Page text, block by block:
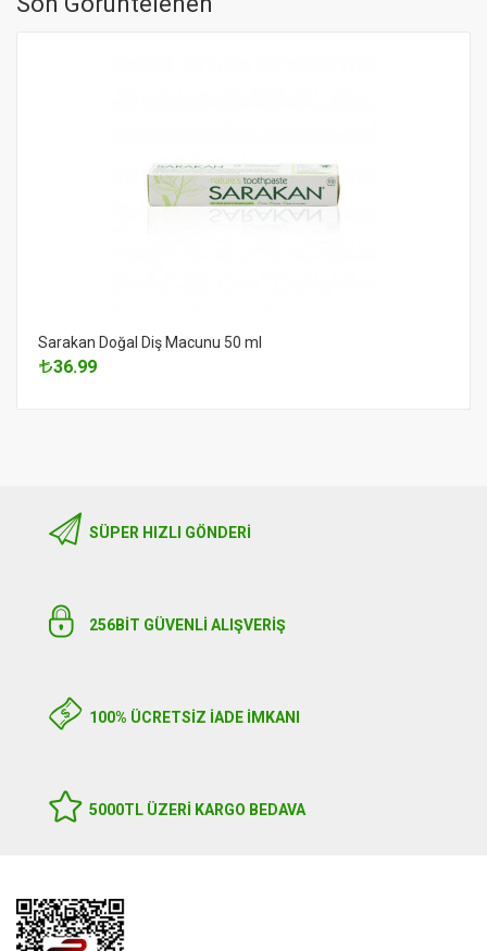
Sarakan Doğal Diş Macunu 50 ml
36.99
SÜPER HIZLI GÖNDERI
256BIT GÜVENLİ ALIŞVERİŞ
100% ÜCRETSİZ İADE İMKANI
5000TL ÜZERI KARGO BEDAVA